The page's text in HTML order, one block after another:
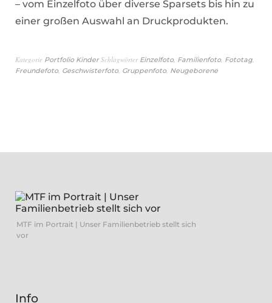
– vom Einzelfoto über diverse Sparsets bis hin zu
einer großen Auswahl an Druckprodukten.
Kategorie Portfolio Kinder Schlagwörter Einzelfoto, Familienfoto, Fototag,
Freundefoto, Geschwisterfoto, Gruppenfoto, Neugeborene
MTF im Portrait | Unser Familienbetrieb stellt sich
vor
Info